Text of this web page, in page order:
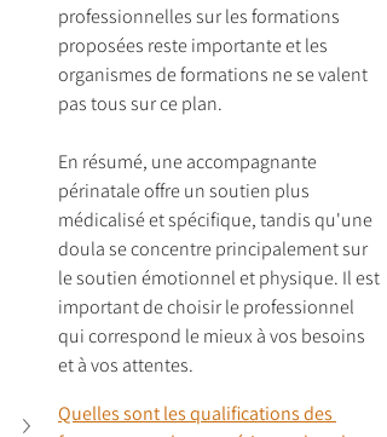
professionnelles sur les formations
proposées reste importante et les
organismes de formations ne se valent
pas tous sur ce plan.
En résumé, une accompagnante
périnatale offre un soutien plus
médicalisé et spécifique, tandis qu'une
doula se concentre principalement sur
le soutien émotionnel et physique. Il est
important de choisir le professionnel
qui correspond le mieux à vos besoins
et à vos attentes.
Quelles sont les qualifications des